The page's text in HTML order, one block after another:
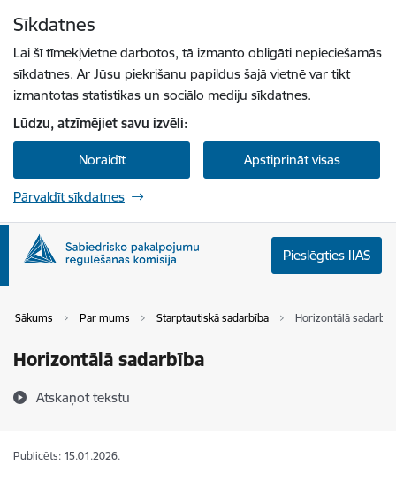
Sīkdatnes
Lai šī tīmekļvietne darbotos, tā izmanto obligāti nepieciešamās
sīkdatnes. Ar Jūsu piekrišanu papildus šajā vietnē var tikt
izmantotas statistikas un sociālo mediju sīkdatnes.
Lūdzu, atzīmējiet savu izvēli:
Noraidīt Apstiprināt visas
Pārvaldīt sīkdatnes
Pieslēgties IIAS
Sākums Par mums Starptautiskā sadarbība Horizontālā
Horizontālā sadarbība
Atskaņot tekstu
Publicēts: 15.01.2026.